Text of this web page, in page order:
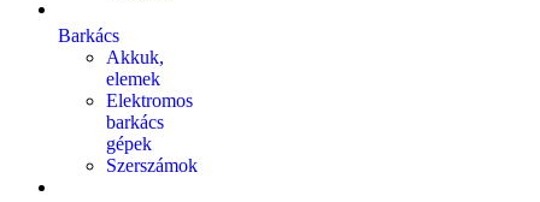
Barkács
Akkuk,
elemek
Elektromos
barkács
gépek
Szerszámok